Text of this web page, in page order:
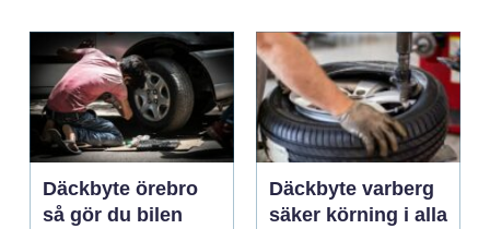
Däckbyte örebro
så gör du bilen
Däckbyte varberg
säker körning i alla